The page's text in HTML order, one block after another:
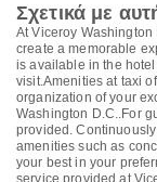
Σχετικά με
At Viceroy
create a memorable
is available in the
visit.Amenities at taxi
organization of your
Washington D.C..For
provided.
amenities such as
your best in your
service provided at